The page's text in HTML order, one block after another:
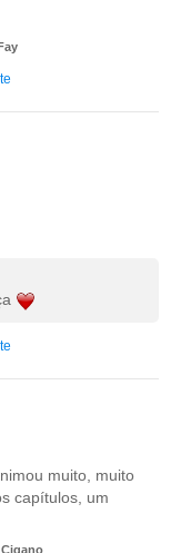
muito, muito
capítulos, um